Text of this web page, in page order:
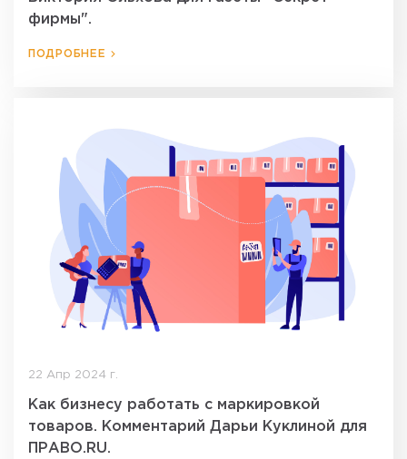
фирмы".
ПОДРОБНЕЕ
22 Апр 2024 г.
Как бизнесу работать с маркировкой
товаров. Комментарий Дарьи Куклиной для
ПРАВО.RU.